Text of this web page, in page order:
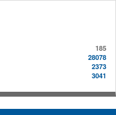
185
28078
2373
3041